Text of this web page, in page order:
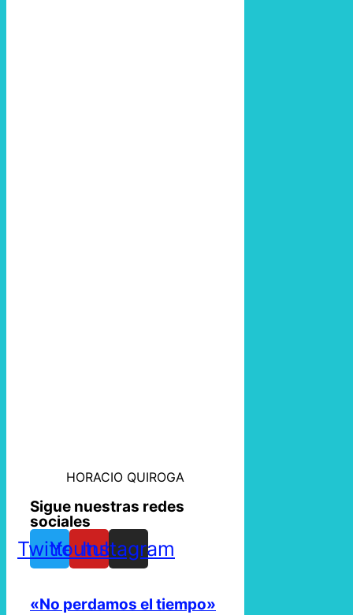
HORACIO QUIROGA
Sigue nuestras redes
sociales
TwitterYoutube
Instagram
«No perdamos el tiempo»